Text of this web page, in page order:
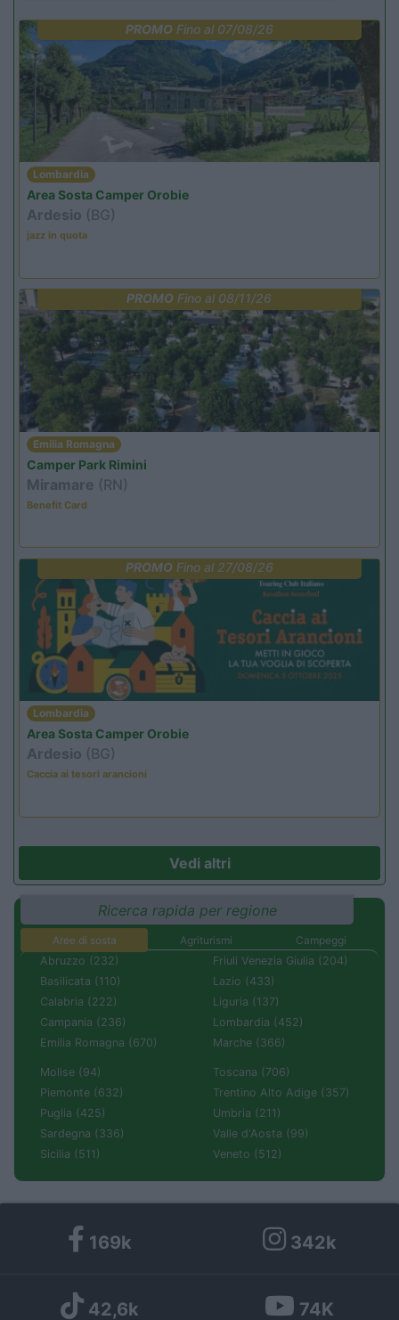
PROMOFino al 07/08/26
Lombardia
Area Sosta Camper Orobie
Ardesio (BG)
jazz in quota
PROMO Fino al 08/11/26
Emilia Romagna
Camper Park Rimini
Miramare (RN)
Benefit Card
PROMOFino al 27/08/26
Lombardia
Area Sosta Camper Orobie
Ardesio (BG)
Caccia ai tesori arancioni
Vedi altri
Ricerca rapida per regione
Aree di sosta Agriturismi
Campeggi
Abruzzo (232)
Basilicata (110)
Calabria (222)
Campania (236)
Emilia Romagna (670)
Friuli Venezia Giulia (204)
Lazio (433)
Liguria (137)
Lombardia (452)
Marche (366)
Molise (94)
Piemonte (632)
Puglia (425)
Sardegna (336)
Sicilia (511)
Toscana (706)
Trentino Alto Adige (357)
Umbria (211)
Valle d'Aosta (99)
Veneto (512)
169k 342k
42,6k 74K